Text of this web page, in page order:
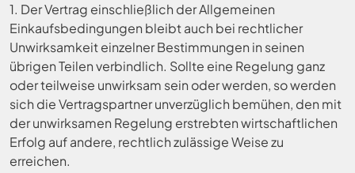
1. Der Vertrag einschließlich der Allgemeinen
Einkaufsbedingungen bleibt auch bei rechtlicher
Unwirksamkeit einzelner Bestimmungen in seinen
übrigen Teilen verbindlich. Sollte eine Regelung ganz
oder teilweise unwirksam sein oder werden, so werden
sich die Vertragspartner unverzüglich bemühen, den mit
der unwirksamen Regelung erstrebten wirtschaftlichen
Erfolg auf andere, rechtlich zulässige Weise zu
erreichen.